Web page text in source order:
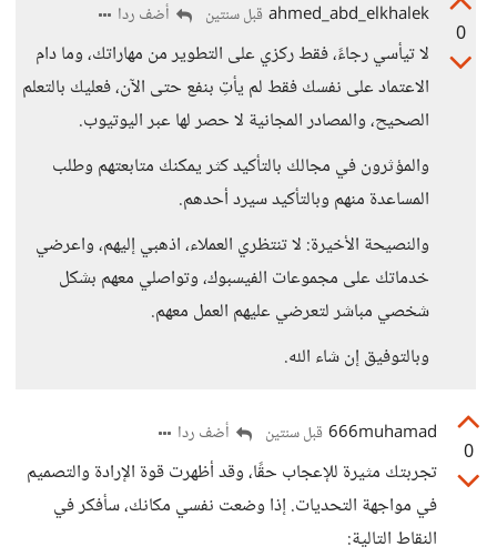
0
ahmed_abd_elkhalek قبل سنتين أضف ردا
لا تيأسي رجاءً، فقط ركزي على التطوير من مهاراتك، وما دام
الاعتماد على نفسك فقط لم يأتِ بنفع حتى الآن، فعليك بالتعلم
الصحيح، والمصادر المجانية لا حصر لها عبر اليوتيوب.
والمؤثرون في مجالك بالتأكيد كثر يمكنك متابعتهم وطلب
المساعدة منهم وبالتأكيد سيرد أحدهم.
والنصيحة الأخيرة: لا تنتظري العملاء، اذهبي إليهم، واعرضي
خدماتك على مجموعات الفيسبوك، وتواصلي معهم بشكل
شخصي مباشر لتعرضي عليهم العمل معهم.
وبالتوفيق إن شاء الله.
0
666muhamad قبل سنتين أضف ردا
تجربتك مثيرة للإعجاب حقًا، وقد أظهرت قوة الإرادة والتصميم
في مواجهة التحديات. إذا وضعت نفسي مكانك، سأفكر في
النقاط التالية: